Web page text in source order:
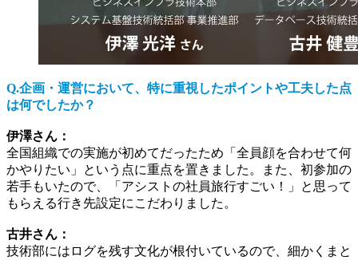
Q.企画・運営において、特に重視したポイントや工夫した点
は何でしたか？
伊澤さん：
全国組織での実施が初めてだったため「全員顔を合わせて何
かやりたい」という点に重点を置きました。また、初参加の
若手もいたので、「アシストの社員旅行すごい！」と思って
もらえる行き先設定にこだわりました。
古井さん：
技術部にはログを残す文化が根付いているので、細かくまと